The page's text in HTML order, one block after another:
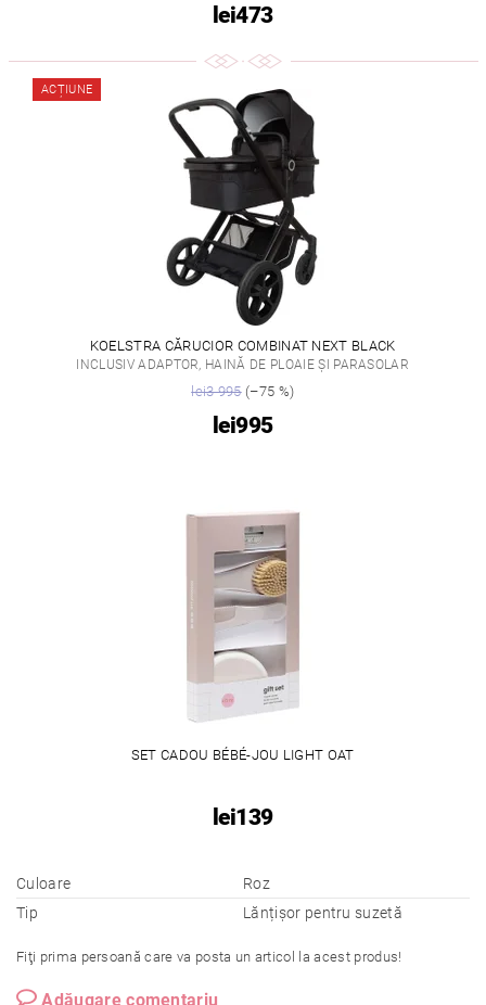
lei473
ACȚIUNE
KOELSTRA CĂRUCIOR COMBINAT NEXT BLACK
INCLUSIV ADAPTOR, HAINĂ DE PLOAIE ȘI PARASOLAR
lei3 995(–75 %)
lei995
SET CADOU BÉBÉ-JOU LIGHT OAT
lei139
Culoare
Roz
Tip
Lănțișor pentru suzetă
Fiţi prima persoană care va posta un articol la acest produs!
Adăugare comentariu